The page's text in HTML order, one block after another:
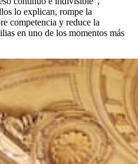
lo explican, rompe la
competencia y reduce la
en uno de los momentos más